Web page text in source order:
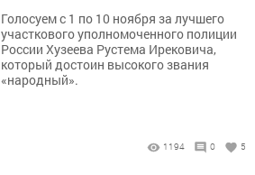
Голосуем с 1 по 10 ноября за лучшего
участкового уполномоченного полиции
России Хузеева Рустема Ирековича,
который достоин высокого звания
«народный».
1194 0 5